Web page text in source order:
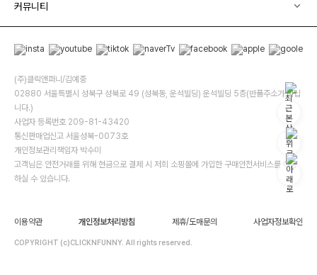
커뮤니티
(주)클릭앤퍼니/김예중
02880 서울특별시 성북구 성북로 49 (성북동, 운석빌딩) 운석빌딩 5층(반품주소가 아닙
니다.)
사업자 등록번호 209-81-43420
통신판매업신고 서울성북-0073호
개인정보관리책임자 박수미
고객님은 안전거래를 위해 현금으로 결제 시 저희 소핑몰에 가입한 구매안전서비스를 이용
하실 수 있습니다.
이용약관 개인정보처리방침 제휴/도매문의 사업자정보확인
COPYRIGHT (c)CLICKNFUNNY. All rights reserved.